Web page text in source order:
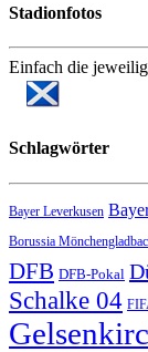
Stadionfotos
Einfach die
Schlagwörter
Bayer Leverkusen
Borussia
DFB DFB-Pokal
Schalke 04